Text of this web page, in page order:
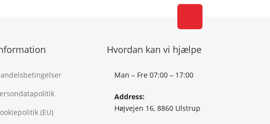
(EU)
Hvordan kan vi hjælpe
Man – Fre 07:00 – 17:00
Address:
Højvejen 16, 8860 Ulstrup